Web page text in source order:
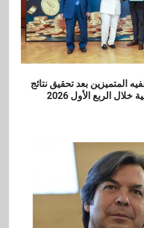
المتميزين بعد تحقيق نتائج
الربع الأول 2026